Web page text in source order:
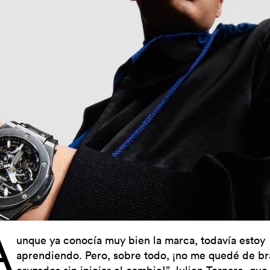
unque ya conocía muy bien la marca, todavía estoy
aprendiendo. Pero, sobre todo, ¡no me quedé de